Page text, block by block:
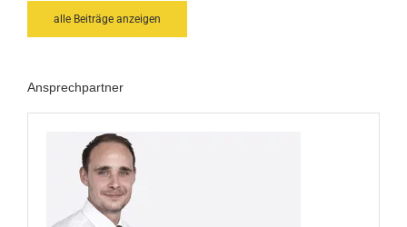
alle Beiträge anzeigen
Ansprechpartner